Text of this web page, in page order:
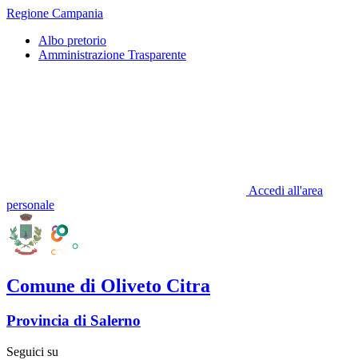
Regione Campania
Albo pretorio
Amministrazione Trasparente
Accedi all'area
personale
Comune di Oliveto Citra
Provincia di Salerno
Seguici su